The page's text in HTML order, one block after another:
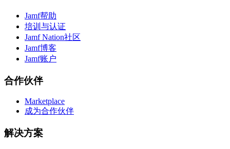
Jamf帮助
培训与认证
Jamf Nation社区
Jamf博客
Jamf账户
合作伙伴
Marketplace
成为合作伙伴
解决方案